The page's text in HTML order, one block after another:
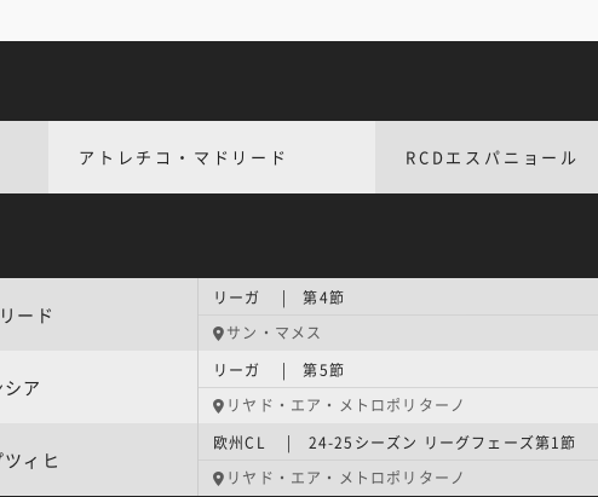
アトレチコ・マドリード RCDエスパニョール
ード
リーガ | 第4節
サン・マメス
ア
リーガ | 第5節
リヤド・エア・メトロポリターノ
ィヒ
欧州CL | 24-25シーズン リーグフェーズ第1節
リヤド・エア・メトロポリターノ